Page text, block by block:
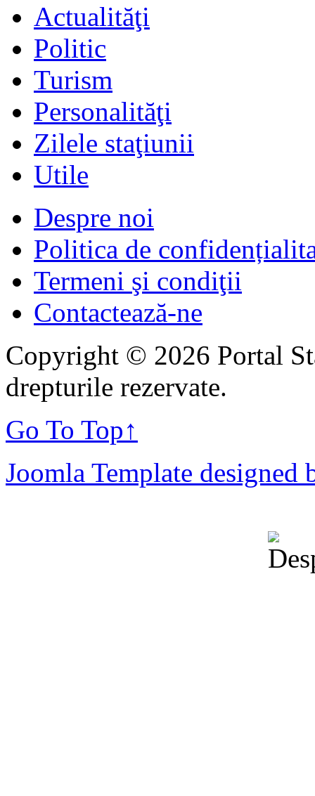
Actualităţi
Politic
Turism
Personalităţi
Zilele staţiunii
Utile
Despre noi
Politica de
Termeni şi condiţii
Contactează-ne
Copyright © 2026 Portal
drepturile rezervate.
Go To Top↑
Joomla Template designed